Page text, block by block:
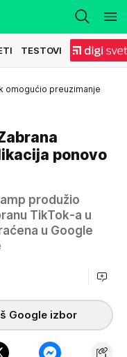
TESTOVI
omogućio preuzimanje
ponovo
produžio
TikTok-a u
u Google
Google izbor